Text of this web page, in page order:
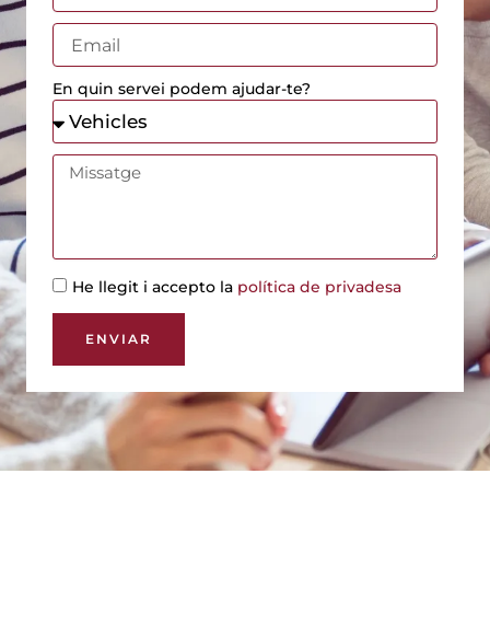
En quin servei podem ajudar-te?
He llegit i accepto la política de privadesa
ENVIAR